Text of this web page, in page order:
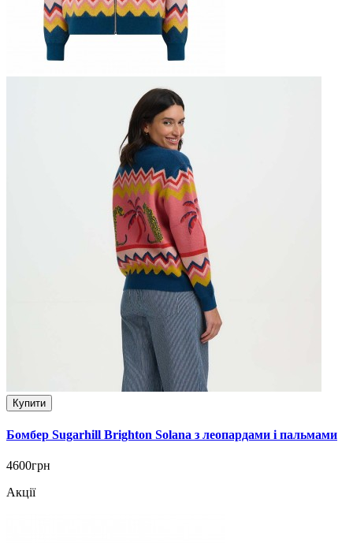
Купити
Бомбер Sugarhill Brighton Solana з леопардами і пальмами
4600грн
Акції